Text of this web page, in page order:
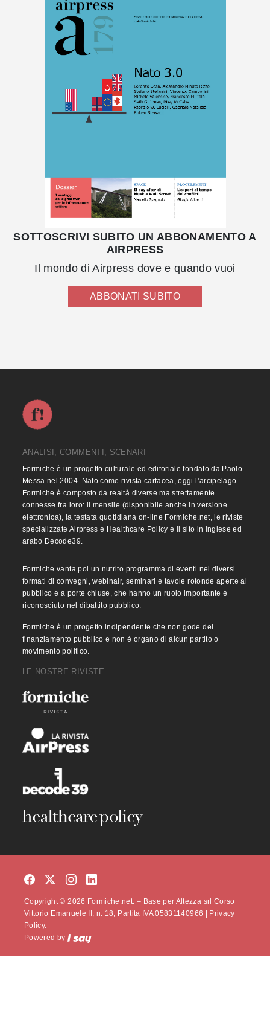
SOTTOSCRIVI SUBITO UN ABBONAMENTO A
AIRPRESS
Il mondo di Airpress dove e quando vuoi
ABBONATI SUBITO
ANALISI, COMMENTI, SCENARI
Formiche è un progetto culturale ed editoriale fondato da Paolo
Messa nel 2004. Nato come rivista cartacea, oggi l’arcipelago
Formiche è composto da realtà diverse ma strettamente
connesse fra loro: il mensile (disponibile anche in versione
elettronica), la testata quotidiana on-line Formiche.net, le riviste
specializzate Airpress e Healthcare Policy e il sito in inglese ed
arabo Decode39.
Formiche vanta poi un nutrito programma di eventi nei diversi
formati di convegni, webinair, seminari e tavole rotonde aperte al
pubblico e a porte chiuse, che hanno un ruolo importante e
riconosciuto nel dibattito pubblico.
Formiche è un progetto indipendente che non gode del
finanziamento pubblico e non è organo di alcun partito o
movimento politico.
LE NOSTRE RIVISTE
Copyright © 2026 Formiche.net. – Base per Altezza srl Corso
Vittorio Emanuele II, n. 18, Partita IVA 05831140966 |
Privacy
Policy.
Powered by